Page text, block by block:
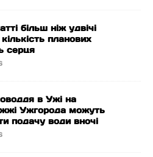
більш ніж удвічі
планових
серця
в Ужі на
Ужгорода можуть
подачу води вночі